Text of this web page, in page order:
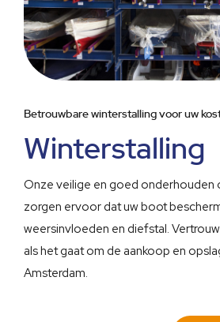
Betrouwbare winterstalling voor uw
Winterstalling
Onze veilige en goed onderhouden
zorgen ervoor dat uw boot
weersinvloeden en diefstal.
als het gaat om de aankoop en
Amsterdam.